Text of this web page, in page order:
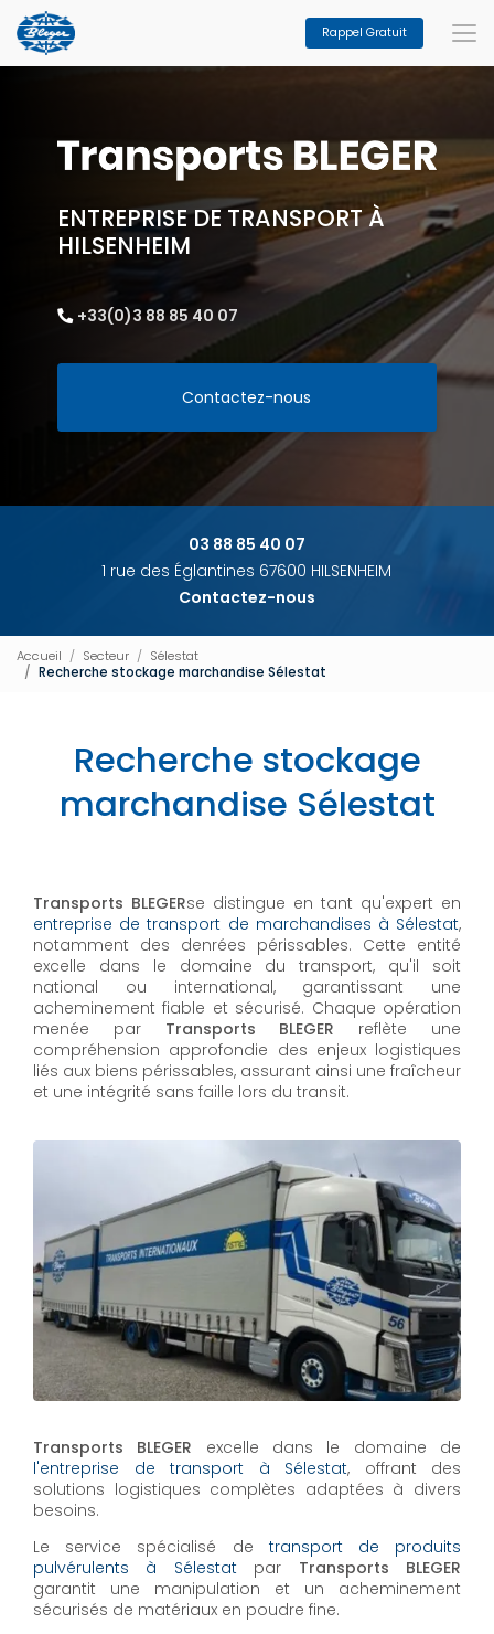
Aller
au
contenu
principal
Rappel Gratuit
ENTREPRISE DE TRANSPORT À
HILSENHEIM
+33(0)3 88 85 40 07
Contactez-nous
03 88 85 40 07
1 rue des Églantines 67600 HILSENHEIM
Contactez-nous
Accueil Secteur
Sélestat
Recherche stockage marchandise Sélestat
Recherche stockage
marchandise Sélestat
Transports BLEGERse distingue en tant qu'expert en
entreprise de transport de marchandises à Sélestat,
notamment des denrées périssables. Cette entité
excelle dans le domaine du transport, qu'il soit
national ou international, garantissant une
acheminement fiable et sécurisé. Chaque opération
menée par Transports BLEGER reflète une
compréhension approfondie des enjeux logistiques
liés aux biens périssables, assurant ainsi une fraîcheur
et une intégrité sans faille lors du transit.
Transports BLEGER excelle dans le domaine de
l'entreprise de transport à Sélestat, offrant des
solutions logistiques complètes adaptées à divers
besoins.
Le service spécialisé de transport de produits
pulvérulents à Sélestatpar Transports BLEGER
garantit une manipulation et un acheminement
sécurisés de matériaux en poudre fine.